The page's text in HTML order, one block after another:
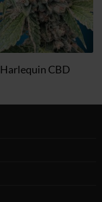
Harlequin CBD